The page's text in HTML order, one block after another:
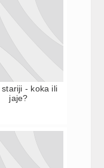
stariji - koka ili
jaje?